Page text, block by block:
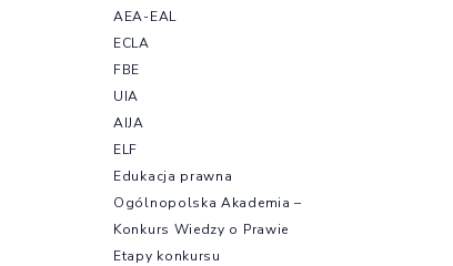
AEA-EAL
ECLA
FBE
UIA
AIJA
ELF
Edukacja prawna
Ogólnopolska Akademia –
Konkurs Wiedzy o Prawie
Etapy konkursu